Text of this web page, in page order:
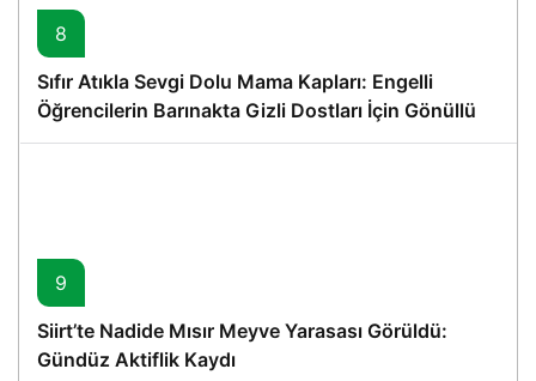
8
Sıfır Atıkla Sevgi Dolu Mama Kapları: Engelli
Öğrencilerin Barınakta Gizli Dostları İçin Gönüllü
Proje
9
Siirt’te Nadide Mısır Meyve Yarasası Görüldü:
Gündüz Aktiflik Kaydı